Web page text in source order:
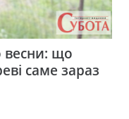
що
саме зараз